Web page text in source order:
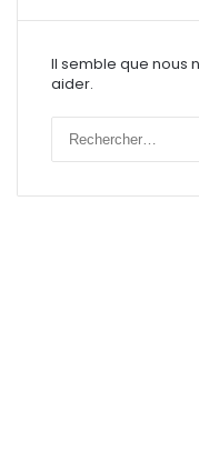
Il semble que nous
aider.